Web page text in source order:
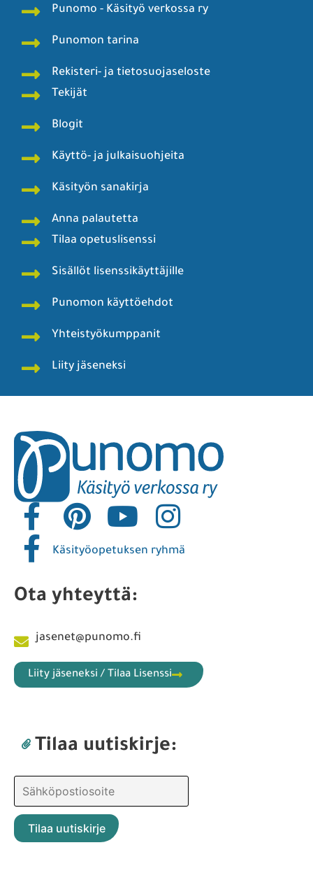
Punomo - Käsityö verkossa ry
Punomon tarina
Rekisteri- ja tietosuojaseloste
Tekijät
Blogit
Käyttö- ja julkaisuohjeita
Käsityön sanakirja
Anna palautetta
Tilaa opetuslisenssi
Sisällöt lisenssikäyttäjille
Punomon käyttöehdot
Yhteistyökumppanit
Liity jäseneksi
Käsityöopetuksen ryhmä
Ota yhteyttä:
jasenet@punomo.fi
Liity jäseneksi / Tilaa Lisenssi
Tilaa uutiskirje: